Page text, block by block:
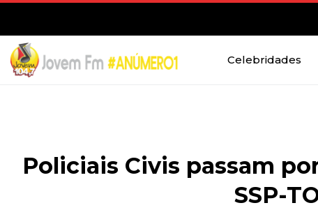
Celebridades
Policiais Civis passam
SSP-